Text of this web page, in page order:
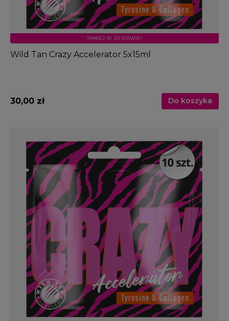
TANIEJ W ZESTAWIE!
Wild Tan Crazy Accelerator 5x15ml
30,00 zł Do koszyka